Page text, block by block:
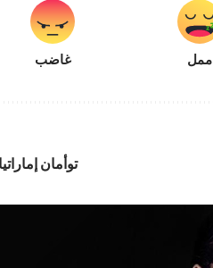
ممل غاضب
توأمان